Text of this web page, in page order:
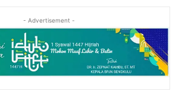
- Advertisement -